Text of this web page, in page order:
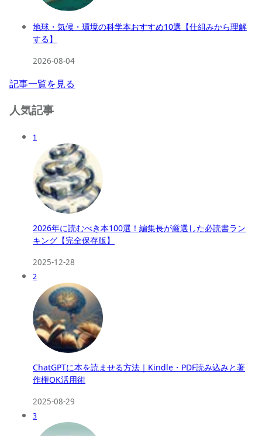
地球・気候・環境の科学本おすすめ10選【仕組みから理解
する】
2026-08-04
記事一覧を見る
人気記事
1
2026年に読むべき本100選！編集長が厳選した必読書ラン
キング【完全保存版】
2025-12-28
2
ChatGPTに本を読ませる方法｜Kindle・PDF読み込みと著
作権OK活用術
2025-08-29
3